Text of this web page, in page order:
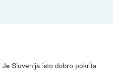
Slovenija isto dobro pokrita